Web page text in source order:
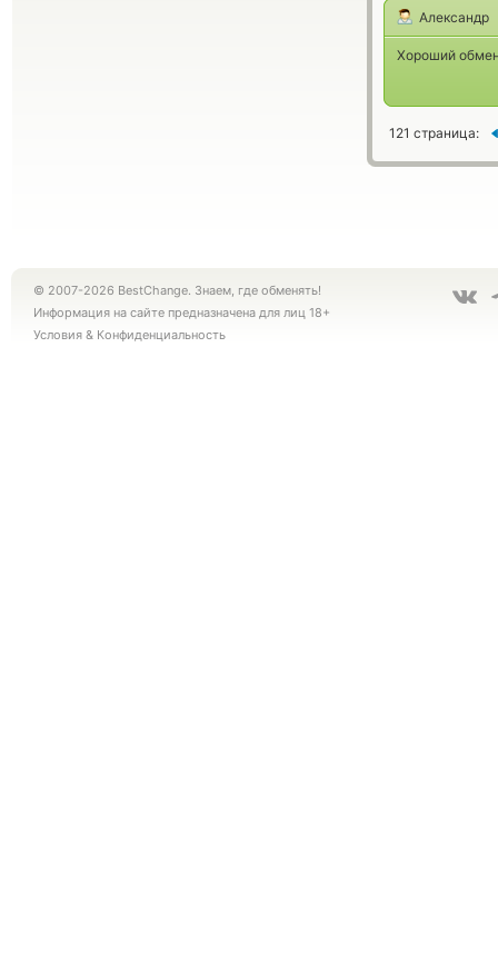
Александр
Хороший
121 страница:
© 2007-2026 BestChange. Знаем, где обменять!
Информация на сайте предназначена для лиц 18+
Условия & Конфиденциальность